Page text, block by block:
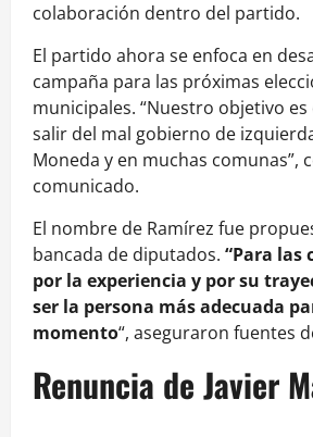
colaboración dentro del partido.
El partido ahora se enfoca en
campaña para las próximas
municipales. “Nuestro objetivo es
salir del mal gobierno de
Moneda y en muchas comunas”,
comunicado.
El nombre de Ramírez fue
bancada de diputados. “Para las
por la experiencia y por su
ser la persona más adecuada
momento“, aseguraron fuentes
Renuncia de Javier